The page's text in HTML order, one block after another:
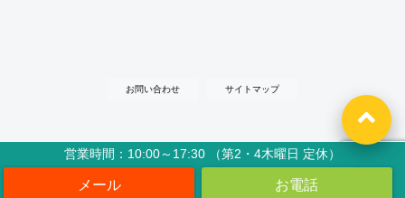
営業時間：10:00～17:30 （第2・4木曜日 定休）
お問い合わせ サイトマップ
Copyright©水の入らないお墓『信頼棺®』 フランチャイズ加盟店募集, 2019 All